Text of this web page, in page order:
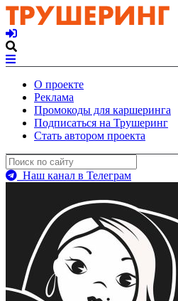
О проекте
Реклама
Промокоды для каршеринга
Подписаться на Трушеринг
Стать автором проекта
Наш канал в Телеграм